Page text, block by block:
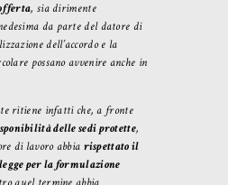
, sia dirimente
da parte del datore di
dell’accordo e la
possano avvenire anche in
ritiene infatti che, a fronte
delle sedi protette,
di lavoro abbia rispettato il
per la formulazione